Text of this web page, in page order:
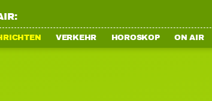
VERKEHR HOROSKOP ON AIR